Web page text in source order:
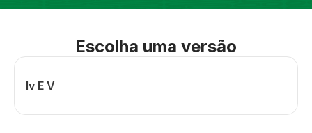
Escolha uma versão
Iv E V